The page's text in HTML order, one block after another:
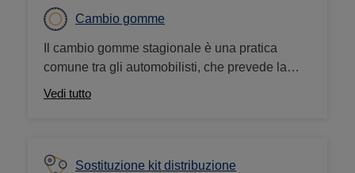
regolarmente.
Cambio gomme
Il cambio gomme stagionale è una pratica
comune tra gli automobilisti, che prevede la
sostituzione delle gomme invernali con quelle
Vedi tutto
Sostituzione kit distribuzione